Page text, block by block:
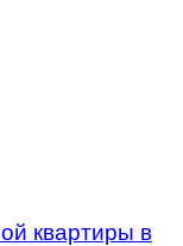
квартиры в